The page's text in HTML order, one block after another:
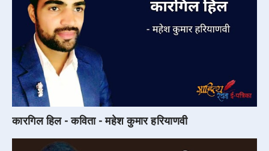
कारगिल हिल - कविता - महेश कुमार हरियाणवी